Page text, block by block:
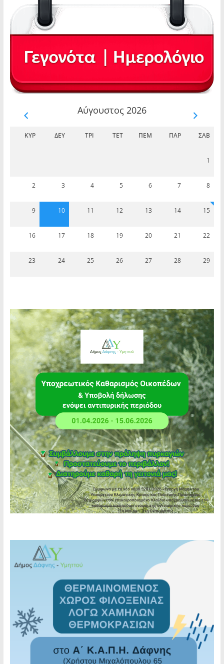
Αύγουστος 2026
ΚΥΡ ΔΕΥ ΤΡΊ ΤΕΤ ΠΈΜ ΠΑΡ ΣΆΒ
1
2 3 4 5 6 7 8
9 10 11 12 13 14 15
16 17 18 19 20 21 22
23 24 25 26 27 28 29